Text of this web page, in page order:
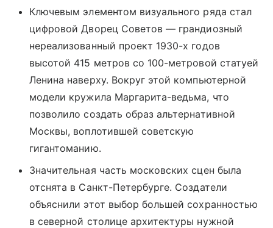
Ключевым элементом визуального ряда стал
цифровой Дворец Советов — грандиозный
нереализованный проект 1930-х годов
высотой 415 метров со 100-метровой статуей
Ленина наверху. Вокруг этой компьютерной
модели кружила Маргарита-ведьма, что
позволило создать образ альтернативной
Москвы, воплотившей советскую
гигантоманию.
Значительная часть московских сцен была
отснята в Санкт-Петербурге. Создатели
объяснили этот выбор большей сохранностью
в северной столице архитектуры нужной